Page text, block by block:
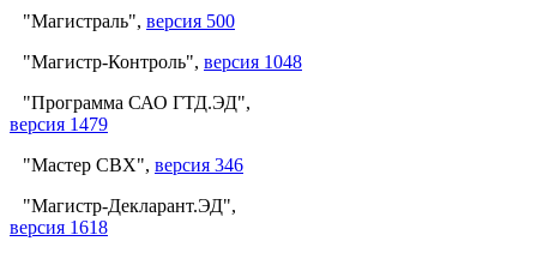
"Магистраль", версия 500
"Магистр-Контроль", версия 1048
"Программа САО ГТД.ЭД",
версия 1479
"Мастер СВХ", версия 346
"Магистр-Декларант.ЭД",
версия 1618